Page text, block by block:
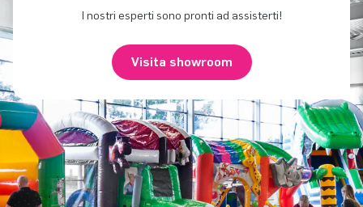
I nostri esperti sono pronti ad assisterti!
Visita showroom